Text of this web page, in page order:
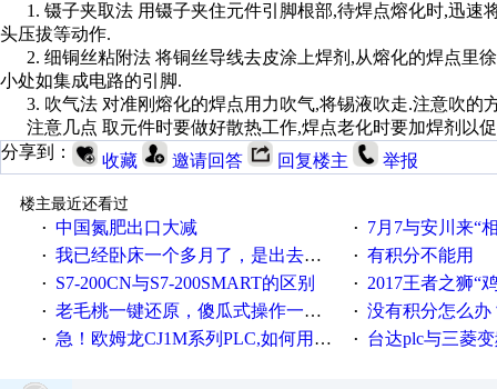
1. 镊子夹取法 用镊子夹住元件引脚根部,待焊点熔化时,迅速
头压拔等动作.
2. 细铜丝粘附法 将铜丝导线去皮涂上焊剂,从熔化的焊点里
小处如集成电路的引脚.
3. 吹气法 对准刚熔化的焊点用力吹气,将锡液吹走.注意吹的
注意几点 取元件时要做好散热工作,焊点老化时要加焊剂以
分享到：
收藏 邀请回答 回复楼主 举报
楼主最近还看过
· 中国氮肥出口大减 · 7月7与安川来“
· 我已经卧床一个多月了，是出去安装机械手在高速遭遇车祸所致:大家工作都要特别注意啊 · 有积分不能用
· S7-200CN与S7-200SMART的区别 · 2017王者之狮“鸡”情签到
· 老毛桃一键还原，傻瓜式操作一键轻松备份还原；程序为向导式安装，一键即可实现自动备份或还原系统。 · 没有积分怎么办
· 急！欧姆龙CJ1M系列PLC,如何用时间控制变频器。要求时间在组态王中可以自由输入！拜托各位大神了！ · 台达plc与三菱